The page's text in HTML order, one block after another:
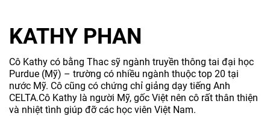
KATHY PHAN
Cô Kathy có bằng Thac sỹ ngành truyền thông tai đại học
Purdue (Mỹ) – trường có nhiều ngành thuộc top 20 tại
nước Mỹ. Cô cũng có chứng chỉ giảng dạy tiếng Anh
CELTA.Cô Kathy là người Mỹ, gốc Việt nên cô rất thân thiện
và nhiệt tình giúp đỡ các học viên Việt Nam.